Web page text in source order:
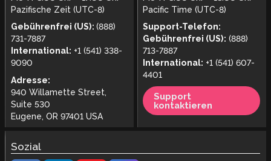
Pazifische Zeit (UTC-8)
Gebührenfrei (US): (888)
731-7887
International: +1 (541) 338-
9090
Adresse:
940 Willamette Street,
Suite 530
Eugene, OR 97401 USA
Pacific Time (UTC-8)
Support-Telefon:
Gebührenfrei (US): (888)
713-7887
International: +1 (541) 607-
4401
Support
kontaktieren
Sozial